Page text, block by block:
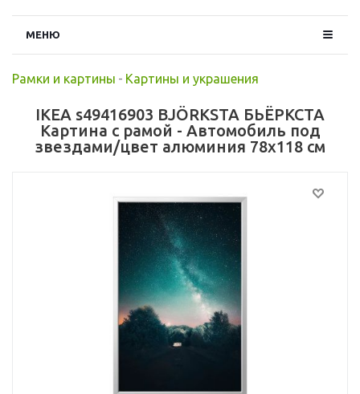
МЕНЮ
Рамки и картины - Картины и украшения
IKEA s49416903 BJÖRKSTA БЬЁРКСТА
Картина с рамой - Автомобиль под
звездами/цвет алюминия 78x118 см